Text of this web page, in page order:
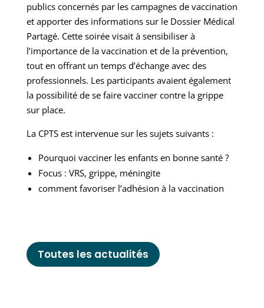
publics concernés par les campagnes de vaccination
et apporter des informations sur le Dossier Médical
Partagé. Cette soirée visait à sensibiliser à
l’importance de la vaccination et de la prévention,
tout en offrant un temps d’échange avec des
professionnels. Les participants avaient également
la possibilité de se faire vacciner contre la grippe
sur place.
La CPTS est intervenue sur les sujets suivants :
Pourquoi vacciner les enfants en bonne santé ?
Focus : VRS, grippe, méningite
comment favoriser l’adhésion à la vaccination
Toutes les actualités